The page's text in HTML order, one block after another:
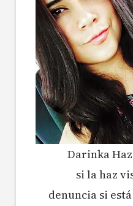
Darinka
si la haz
denuncia si